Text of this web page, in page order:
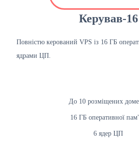
Керував-16
Повністю керований VPS із 16 ГБ
ядрами ЦП.
До 10 розміщених
16 ГБ оперативної
6 ядер ЦП